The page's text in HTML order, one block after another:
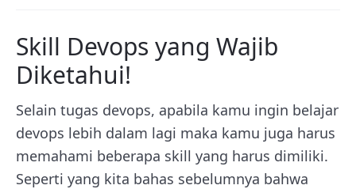
Skill Devops yang Wajib
Diketahui!
Selain tugas devops, apabila kamu ingin belajar
devops lebih dalam lagi maka kamu juga harus
memahami beberapa skill yang harus dimiliki.
Seperti yang kita bahas sebelumnya bahwa